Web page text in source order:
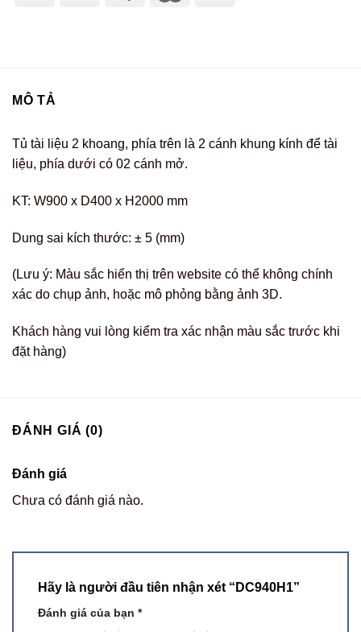
MÔ TẢ
Tủ tài liệu 2 khoang, phía trên là 2 cánh khung kính để tài
liệu, phía dưới có 02 cánh mở.
KT: W900 x D400 x H2000 mm
Dung sai kích thước: ± 5 (mm)
(Lưu ý: Màu sắc hiển thị trên website có thể không chính
xác do chụp ảnh, hoặc mô phỏng bằng ảnh 3D.
Khách hàng vui lòng kiểm tra xác nhận màu sắc trước khi
đặt hàng)
ĐÁNH GIÁ (0)
Đánh giá
Chưa có đánh giá nào.
Hãy là người đầu tiên nhận xét “DC940H1”
Đánh giá của bạn *